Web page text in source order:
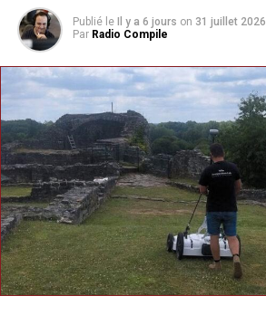
Publié le Il y a 6 jours on 31 juillet 2026
Par Radio Compile